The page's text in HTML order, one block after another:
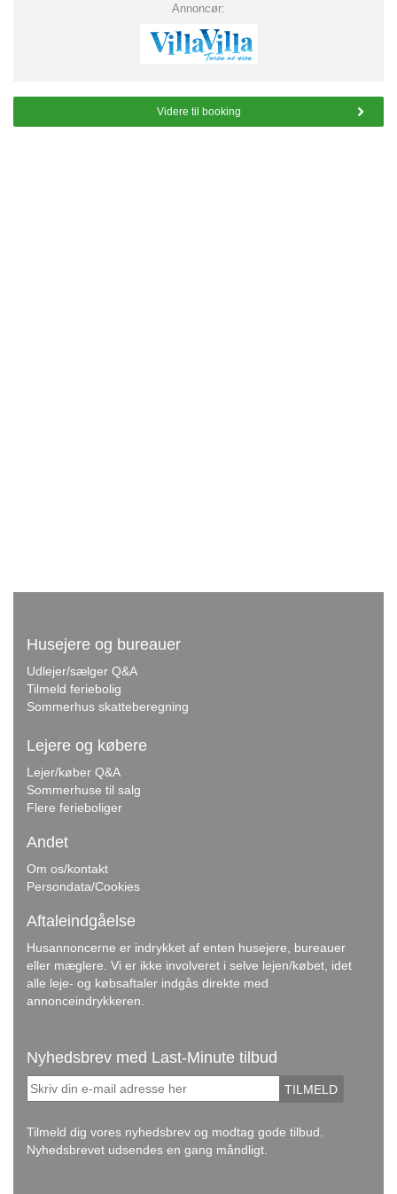
Annoncør:
Videre til booking
Husejere og bureauer
Udlejer/sælger Q&A
Tilmeld feriebolig
Sommerhus skatteberegning
Lejere og købere
Lejer/køber Q&A
Sommerhuse til salg
Flere ferieboliger
Andet
Om os/kontakt
Persondata/Cookies
Aftaleindgåelse
Husannoncerne er indrykket af enten husejere, bureauer
eller mæglere. Vi er ikke involveret i selve lejen/købet, idet
alle leje- og købsaftaler indgås direkte med
annonceindrykkeren.
Nyhedsbrev med Last-Minute tilbud
TILMELD
Tilmeld dig vores nyhedsbrev og modtag gode tilbud.
Nyhedsbrevet udsendes en gang måndligt.